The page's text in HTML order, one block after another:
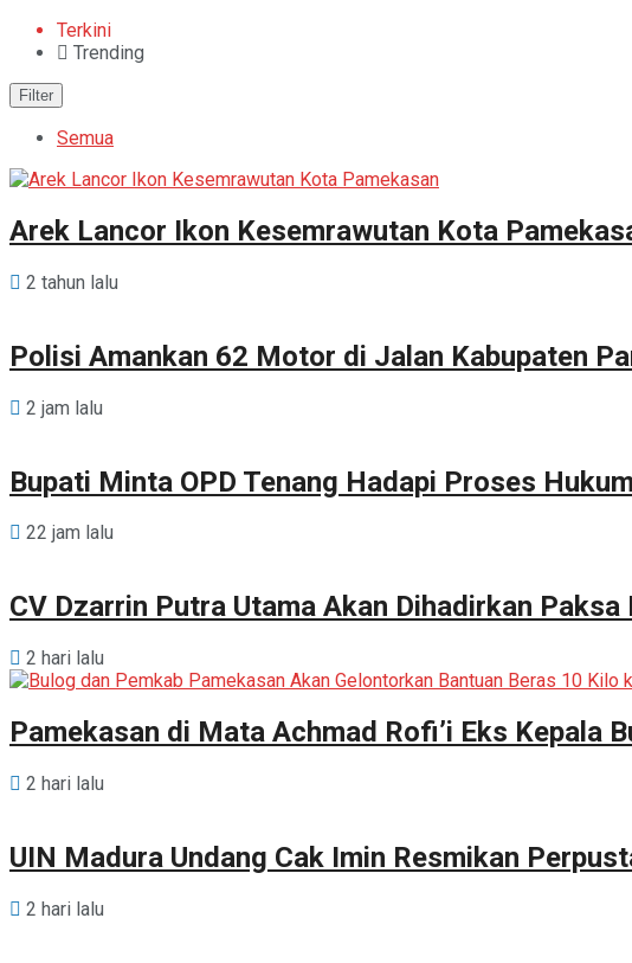
Terkini
Trending
Filter
Semua
Arek Lancor Ikon Kesemrawutan Kota
2 tahun lalu
Polisi Amankan 62 Motor di Jalan Kabupaten
2 jam lalu
Bupati Minta OPD Tenang Hadapi Proses
22 jam lalu
CV Dzarrin Putra Utama Akan Dihadirkan
2 hari lalu
Pamekasan di Mata Achmad Rofi’i Eks Kepala
2 hari lalu
UIN Madura Undang Cak Imin Resmikan
2 hari lalu